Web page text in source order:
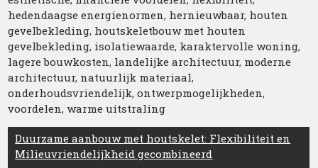
hedendaagse energienormen, hernieuwbaar, houten
gevelbekleding, houtskeletbouw met houten
gevelbekleding, isolatiewaarde, karaktervolle woning,
lagere bouwkosten, landelijke architectuur, moderne
architectuur, natuurlijk materiaal,
onderhoudsvriendelijk,ontwerpmogelijkheden,
voordelen,warme uitstraling
Berichtnavigatie
Duurzame aanbouw met houtskelet: Flexibiliteit en
Milieuvriendelijkheid gecombineerd